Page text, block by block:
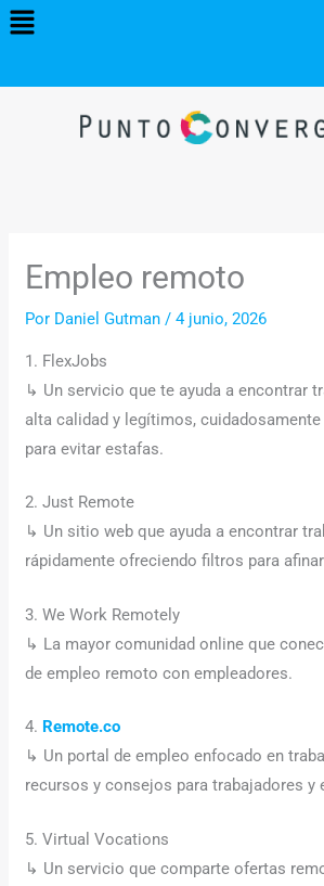
Menú
Empleo remoto
Por Daniel Gutman/4 junio, 2026
1. FlexJobs
↳ Un servicio que te ayuda a encontrar
alta calidad y legítimos,
para evitar estafas.
2. Just Remote
↳ Un sitio web que ayuda a encontrar
rápidamente ofreciendo filtros para
3. We Work Remotely
↳ La mayor comunidad online que
de empleo remoto con empleadores.
4. Remote.co
↳ Un portal de empleo enfocado en
recursos y consejos para trabajadores y
5. Virtual Vocations
↳ Un servicio que comparte ofertas